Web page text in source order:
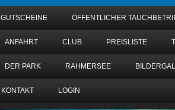
GUTSCHEINE ÖFFENTLICHER
ANFAHRT CLUB PREISLISTE
DER PARK RAHMERSEE
KONTAKT LOGIN